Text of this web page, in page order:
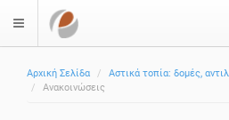
$langMenu
Αρχική Σελίδα
Αστικά τοπία: δομές,
Ανακοινώσεις